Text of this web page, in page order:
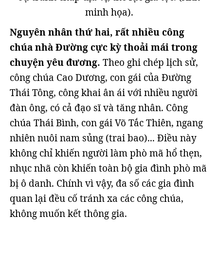
minh họa).
Nguyên nhân thứ hai, rất nhiều công
chúa nhà Đường cực kỳ thoải mái trong
chuyện yêu đương. Theo ghi chép lịch sử,
công chúa Cao Dương, con gái của Đường
Thái Tông, công khai ân ái với nhiều người
đàn ông, có cả đạo sĩ và tăng nhân. Công
chúa Thái Bình, con gái Võ Tắc Thiên, ngang
nhiên nuôi nam sủng (trai bao)... Điều này
không chỉ khiến người làm phò mã hổ thẹn,
nhục nhã còn khiến toàn bộ gia đình phò mã
bị ô danh. Chính vì vậy, đa số các gia đình
quan lại đều cố tránh xa các công chúa,
không muốn kết thông gia.